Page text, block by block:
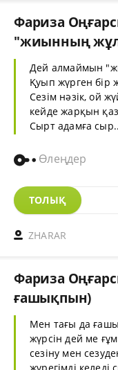
Фариза
"жиынның
Дей алмаймын
Қуып жүрген
Сезім нәзік, ой
кейде жарқын
Сырт адамға
Өлеңдер
ТОЛЫҚ
ZHARAR
Фариза
ғашықпын)
Мен тағы да
жүрсін дей ме
сезіну мен